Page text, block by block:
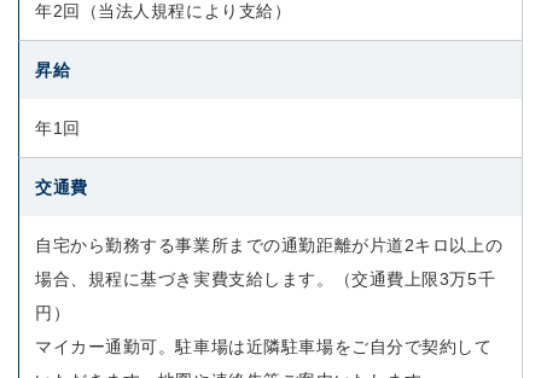
年2回（当法人規程により支給）
昇給
年1回
交通費
自宅から勤務する事業所までの通勤距離が片道2キロ以上の
場合、規程に基づき実費支給します。（交通費上限3万5千
円）
マイカー通勤可。駐車場は近隣駐車場をご自分で契約して